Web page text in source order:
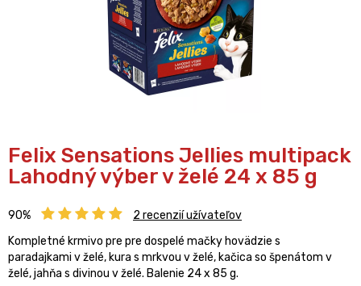
Felix Sensations Jellies multipack
Lahodný výber v želé 24 x 85 g
90% 2 recenzií užívateľov
Kompletné krmivo pre pre dospelé mačky hovädzie s
paradajkami v želé, kura s mrkvou v želé, kačica so špenátom v
želé, jahňa s divinou v želé. Balenie 24 x 85 g.